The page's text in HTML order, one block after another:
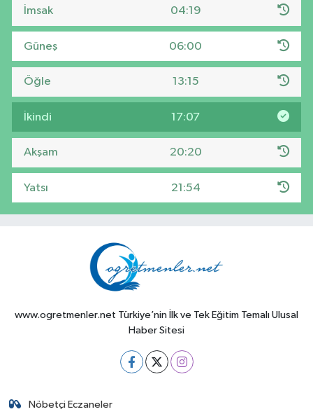
İmsak 04:19
Güneş 06:00
Öğle 13:15
İkindi 17:07
Akşam 20:20
Yatsı 21:54
www.ogretmenler.net Türkiye’nin İlk ve Tek Eğitim Temalı Ulusal
Haber Sitesi
Nöbetçi Eczaneler